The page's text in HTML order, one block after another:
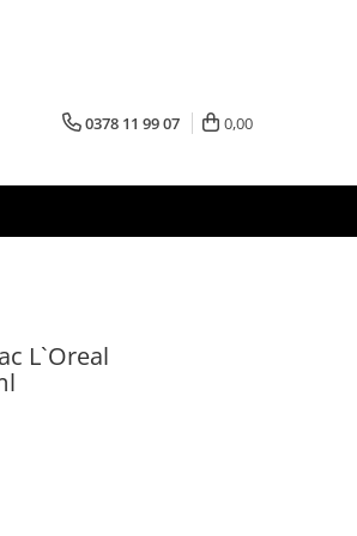
0378 11 99 07 0,00
L`Oreal